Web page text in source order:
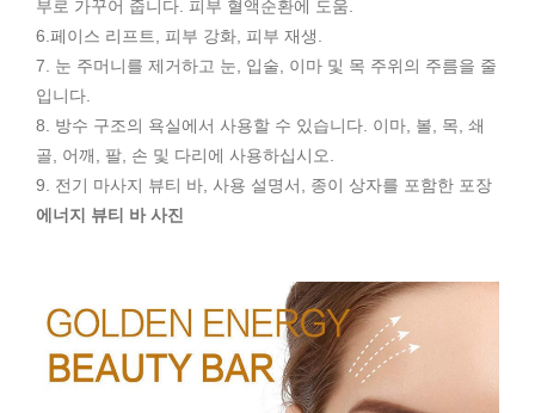
부로 가꾸어 줍니다. 피부 혈액순환에 도움.
6.페이스 리프트, 피부 강화, 피부 재생.
7. 눈 주머니를 제거하고 눈, 입술, 이마 및 목 주위의 주름을 줄
입니다.
8. 방수 구조의 욕실에서 사용할 수 있습니다. 이마, 볼, 목, 쇄
골, 어깨, 팔, 손 및 다리에 사용하십시오.
9. 전기 마사지 뷰티 바, 사용 설명서, 종이 상자를 포함한 포장
에너지 뷰티 바 사진